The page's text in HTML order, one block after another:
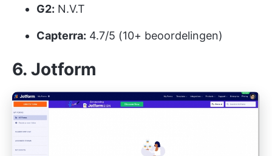
G2: N.V.T
Capterra: 4.7/5 (10+ beoordelingen)
6. Jotform